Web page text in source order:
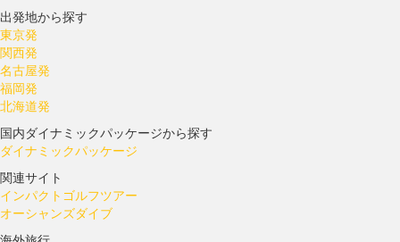
出発地から探す
東京発
関西発
名古屋発
福岡発
北海道発
国内ダイナミックパッケージから探す
ダイナミックパッケージ
関連サイト
インパクトゴルフツアー
オーシャンズダイブ